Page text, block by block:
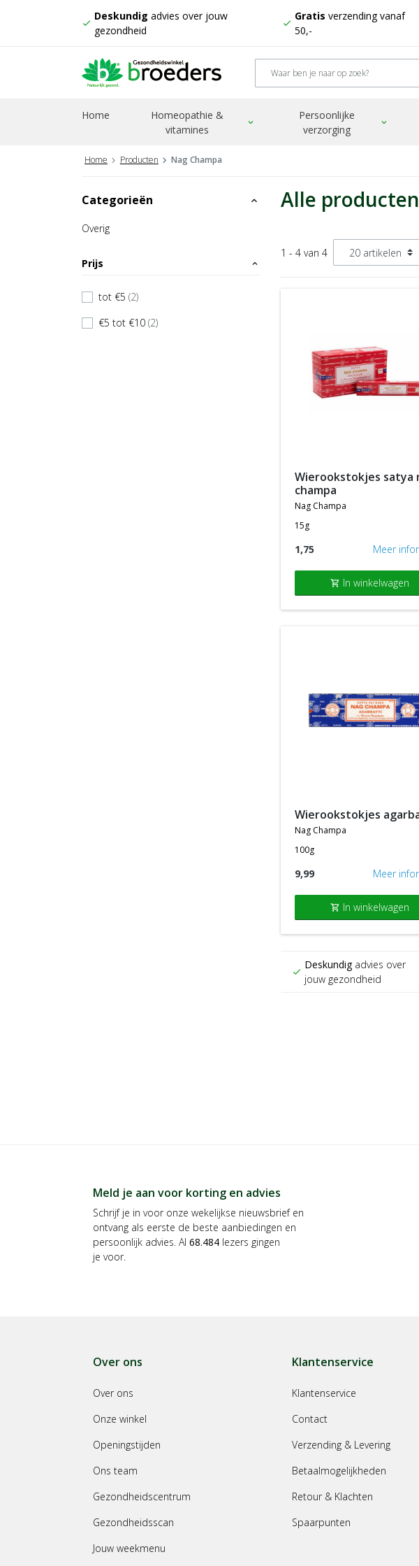
check
Deskundig advies over jouw
gezondheid
check
Gratis verzending vanaf
50,-
Home
Homeopathie &
vitamines
expand_more
Persoonlijke
verzorging
expand_more
Home Producten Nag Champa
Categorieën expand_less
Overig
Prijs expand_less
tot €5 (2)
€5 tot €10 (2)
Alle
1 - 4 van 4
wierookstokjes satya red
champa
nag champa
15g
1,75 Meer
shopping_cart In winkelwagen
wierookstokjes
nag champa
100g
9,99 Meer
shopping_cart In winkelwagen
check
Deskundigadvies over
jouw gezondheid
Meld je aan voor korting en advies
Schrijf je in voor onze wekelijkse nieuwsbrief en
ontvang als eerste de beste aanbiedingen en
persoonlijk advies. Al 68.484 lezers gingen
je voor.
Over ons
Over ons
Onze winkel
Openingstijden
Ons team
Gezondheidscentrum
Gezondheidsscan
Jouw weekmenu
Klantenservice
Klantenservice
Contact
Verzending & Levering
Betaalmogelijkheden
Retour & Klachten
Spaarpunten